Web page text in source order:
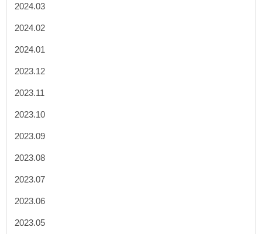
2024.03
2024.02
2024.01
2023.12
2023.11
2023.10
2023.09
2023.08
2023.07
2023.06
2023.05